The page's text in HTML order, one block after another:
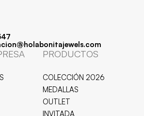
PRODUCTOS
COLECCIÓN 2026
MEDALLAS
OUTLET
INVITADA